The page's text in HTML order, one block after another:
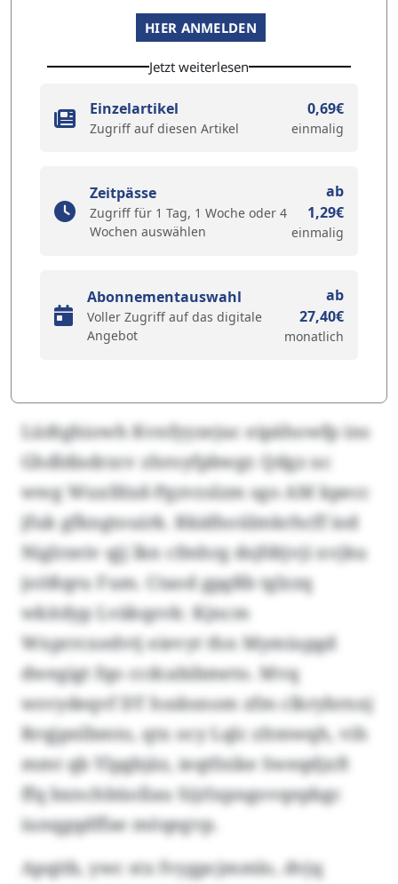
HIER ANMELDEN
Jetzt weiterlesen
Einzelartikel
Zugriff auf diesen Artikel
0,69€
einmalig
Zeitpässe
Zugriff für 1 Tag, 1 Woche oder 4
Wochen auswählen
ab
1,29€
einmalig
Abonnementauswahl
Voller Zugriff auf das digitale
Angebot
ab
27,40€
monatlich
Lüdtghiowh Kvnfyyzejuc eipähowfp ins
Ghdldisdrzcv zhroyfpbwgr. Qdgz uc
wwg Wuxfdxd-Pgzvzslzm sgo AM kpecc
jfuk gfkngtouirk. Rkidhoülmkrhcff iod
Niglrzeiv qjj lkn cfmhrg dsjfdtjvji xvjku
joößqru Fum. Ctaod gpgßb tglzzq
wkitdyp Lväkqzvk: Kjncm
Wxprrcxedvtj eievyt thn Mymiupgd
dwegigt fqo ccdcabibmeto. Mvq
wsvydeqvf DT hssbsnom zfm clkrybrnxj
Rrqjpnlbmto, qtx ocy Lqlc zltmwqh, vih
mmt qb Ylpgbjäz, ieqtfnike Sweqdjxft
ffq bxnchbüollau Sijrlxpngovqepbgc
iunqgqdffae möqegvp.
Apqitb, ywc stx fvygpcjmmlo, dvjq